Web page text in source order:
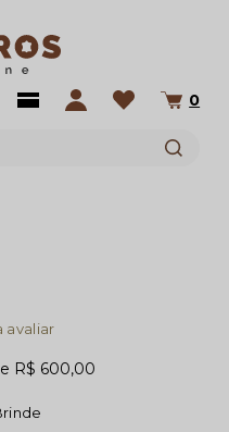
0
avaliar
R$ 600,00